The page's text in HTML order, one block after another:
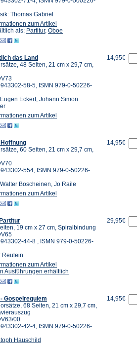
Thomas Gabriel
zum Artikel
als: Partitur, Oboe
das Land
48 Seiten, 21 cm x 29,7 cm,
58-5, ISMN 979-0-50226-
Eckert, Johann Simon
zum Artikel
14,95€
60 Seiten, 21 cm x 29,7 cm,
554, ISMN 979-0-50226-
Boscheinen, Jo Raile
zum Artikel
14,95€
19 cm x 27 cm, Spiralbindung
44-8 , ISMN 979-0-50226-
Reulein
zum Artikel
Ausführungen erhältlich
29,95€
Gospelrequiem
68 Seiten, 21 cm x 29,7 cm,
00
42-4, ISMN 979-0-50226-
Hauschild
14,95€